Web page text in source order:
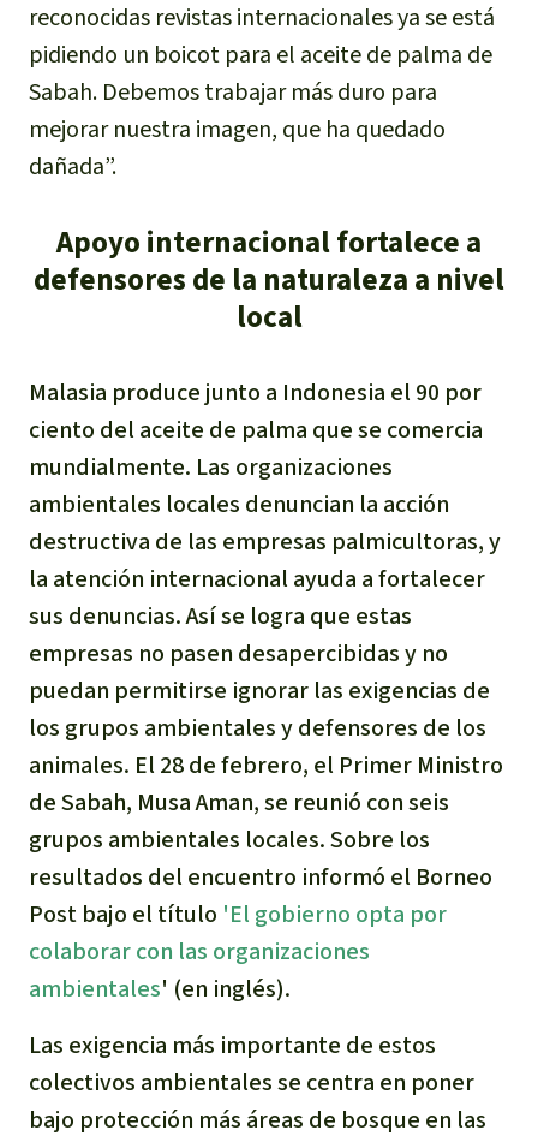
Granjas Industriales
Para niñas y niños
reconocidas revistas internacionales ya se está
pidiendo un boicot para el aceite de palma de
Sabah. Debemos trabajar más duro para
mejorar nuestra imagen, que ha quedado
dañada”.
Apoyo internacional fortalece a
defensores de la naturaleza a nivel
local
Malasia produce junto a Indonesia el 90 por
ciento del aceite de palma que se comercia
mundialmente. Las organizaciones
ambientales locales denuncian la acción
destructiva de las empresas palmicultoras, y
la atención internacional ayuda a fortalecer
sus denuncias. Así se logra que estas
empresas no pasen desapercibidas y no
puedan permitirse ignorar las exigencias de
los grupos ambientales y defensores de los
animales. El 28 de febrero, el Primer Ministro
de Sabah, Musa Aman, se reunió con seis
grupos ambientales locales. Sobre los
resultados del encuentro informó el Borneo
Post bajo el título 'El gobierno opta por
colaborar con las organizaciones
ambientales' (en inglés).
Las exigencia más importante de estos
colectivos ambientales se centra en poner
bajo protección más áreas de bosque en las